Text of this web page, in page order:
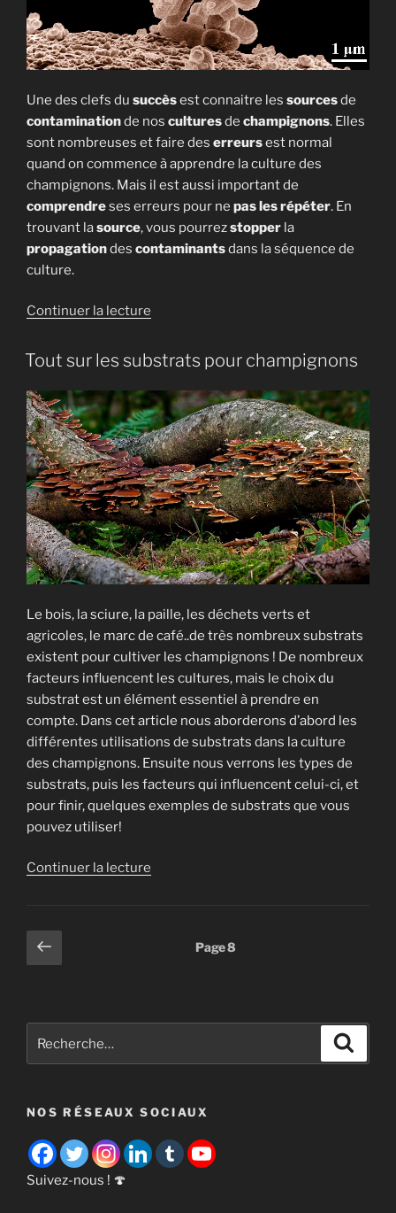
Une des clefs du succèsest connaitre les sourcesde
contaminationde nos culturesde champignons. Elles
sont nombreuses et faire des erreursest normal
quand on commence à apprendre la culture des
champignons. Mais il est aussi important de
comprendreses erreurs pour ne pasles répéter. En
trouvant lasource, vous pourrezstopper la
propagationdes contaminantsdans la séquence de
culture.
Continuer la lecture
sont
6
sources
de
contamination? »
Tout sur les substrats pour champignons
Le bois, la sciure, la paille, les déchets verts et
agricoles, le marc de café..de très nombreux substrats
existent pour cultiver les champignons ! De nombreux
facteurs influencent les cultures, mais le choix du
substrat est un élément essentiel à prendre en
compte. Dans cet article nous aborderons d’abord les
différentes utilisations de substrats dans la culture
des champignons. Ensuite nous verrons les types de
substrats, puis les facteurs qui influencent celui-ci, et
pour finir, quelques exemples de substrats que vous
pouvez utiliser!
Continuer la lecture
substrats
Pagination
des
Page
précédente
Page8
pour
NOS RÉSEAUX SOCIAUX
Suivez-nous ! 🍄